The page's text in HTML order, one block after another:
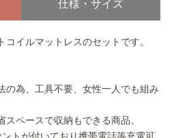
仕様・サイズ
イルマットレスのセットです。
の為、工具不要、女性一人でも組み
ペースで収納もできる商品。
トが付いており携帯電話等充電可